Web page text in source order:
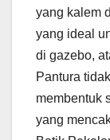
yang kalem
yang ideal
di gazebo,
Pantura
membentuk
yang